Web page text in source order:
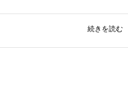
続きを読む